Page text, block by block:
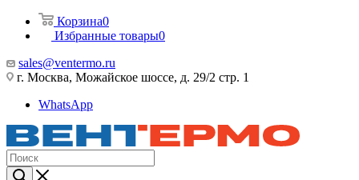
Корзина0
Избранные товары0
sales@ventermo.ru
г. Москва, Можайское шоссе, д. 29/2 стр. 1
WhatsApp